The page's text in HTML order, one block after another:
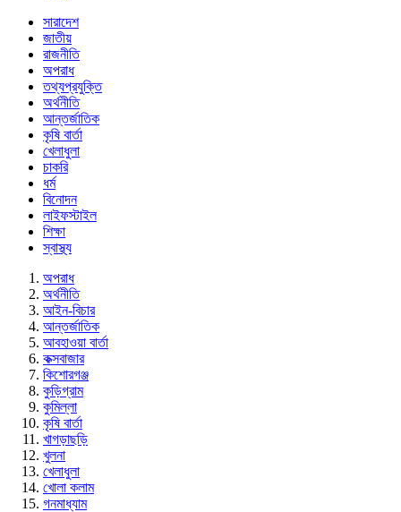
সারাদেশ
জাতীয়
রাজনীতি
অপরাধ
তথ্যপ্রযুক্তি
অর্থনীতি
আন্তর্জাতিক
কৃষি বার্তা
খেলাধুলা
চাকরি
ধর্ম
বিনোদন
লাইফস্টাইল
শিক্ষা
স্বাস্থ্য
অপরাধ
অর্থনীতি
আইন-বিচার
আন্তর্জাতিক
আবহাওয়া বার্তা
কক্সবাজার
কিশোরগঞ্জ
কুড়িগ্রাম
কুমিল্লা
কৃষি বার্তা
খাগড়াছড়ি
খুলনা
খেলাধুলা
খোলা কলাম
গনমাধ্যাম